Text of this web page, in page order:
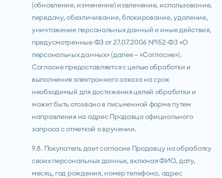
(обновление, изменение) извлечение, использование,
передачу, обезличивание, блокирование, удаление,
уничтожение персональных данный и иные действия,
предусмотренные ФЗ от 27.07.2006 №152-ФЗ «О
персональных данных» (далее – «Согласие»).
Согласие предоставляется с целью обработки и
выполнения электронного заказа на срок
необходимый для достижения целей обработки и
может быть отозвано в письменной форме путем
направления на адрес Продавца официального
запроса с отметкой о вручении.
9.8. Покупатель дает согласие Продавцу на обработку
своих персональных данных, включая ФИО, дату,
месяц, год рождения, номер телефона, адрес